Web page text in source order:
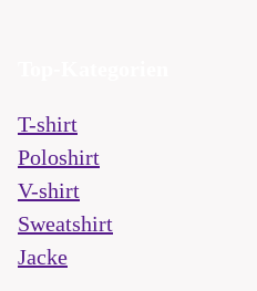
T-shirt
Poloshirt
V-shirt
Sweatshirt
Jacke